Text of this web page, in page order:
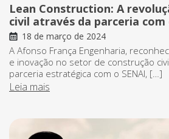
Lean Construction: A
civil através da parceria com
18 de março de 2024
A Afonso França Engenharia,
e inovação no setor de construção
parceria estratégica com o SENAI, […]
Leia mais